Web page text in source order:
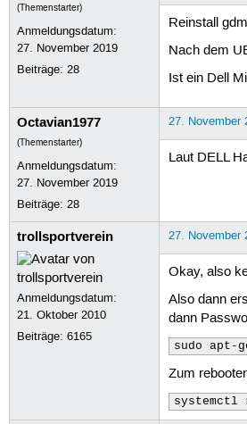
(Themenstarter)
Anmeldungsdatum:
27. November 2019
Beiträge:28
Reinstall
Nach dem
Ist ein Dell
Octavian1977
(Themenstarter)
Anmeldungsdatum:
27. November 2019
Beiträge:28
27. November
Laut DELL
trollsportverein
Anmeldungsdatum:
21. Oktober 2010
Beiträge:6165
27. November
Okay, also
Also dann
dann
sudo
Zum
systemctl